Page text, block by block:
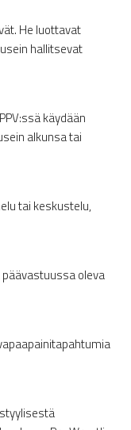
He luottavat
hallitsevat
käydään
alkunsa tai
tai keskustelu,
oleva